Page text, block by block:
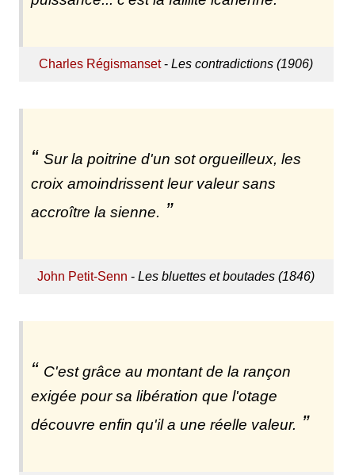
Charles Régismanset-Les contradictions (1906)
Sur la poitrine d'un sot orgueilleux, les
croix amoindrissent leur valeur sans
accroître la sienne.
John Petit-Senn -Les bluettes et boutades (1846)
C'est grâce au montant de la rançon
exigée pour sa libération que l'otage
découvre enfin qu'il a une réelle valeur.